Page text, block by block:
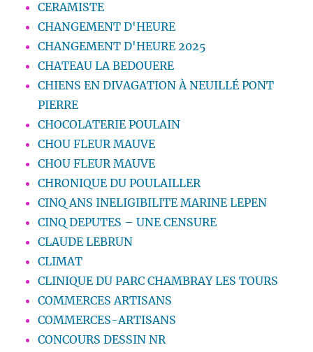
CERAMISTE
CHANGEMENT D'HEURE
CHANGEMENT D'HEURE 2025
CHATEAU LA BEDOUERE
CHIENS EN DIVAGATION À NEUILLÉ PONT
PIERRE
CHOCOLATERIE POULAIN
CHOU FLEUR MAUVE
CHOU FLEUR MAUVE
CHRONIQUE DU POULAILLER
CINQ ANS INELIGIBILITE MARINE LEPEN
CINQ DEPUTES – UNE CENSURE
CLAUDE LEBRUN
CLIMAT
CLINIQUE DU PARC CHAMBRAY LES TOURS
COMMERCES ARTISANS
COMMERCES-ARTISANS
CONCOURS DESSIN NR